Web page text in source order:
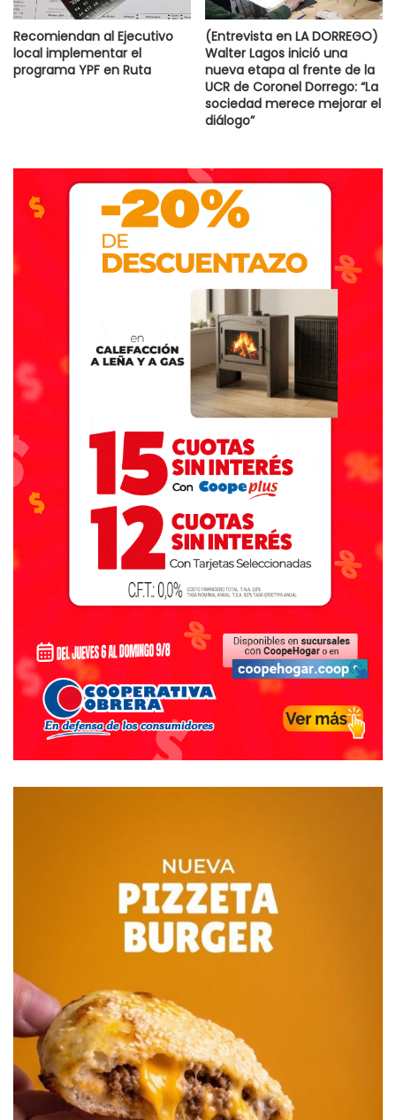
Recomiendan al Ejecutivo
local implementar el
programa YPF en Ruta
(Entrevista en LA DORREGO)
Walter Lagos inició una
nueva etapa al frente de la
UCR de Coronel Dorrego: “La
sociedad merece mejorar el
diálogo”